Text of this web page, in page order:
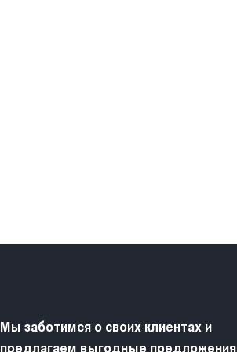
Мы заботимся о своих клиентах и
предлагаем выгодные предложения